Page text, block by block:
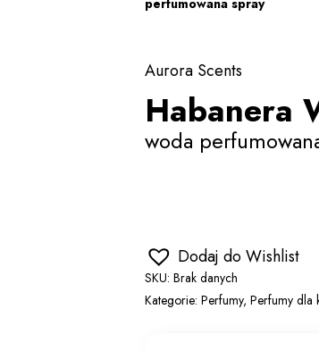
perfumowana spray
Aurora Scents
Habanera
woda
Dodaj do Wishlist
SKU: Brak danych
Kategorie: Perfumy, Perfumy dla